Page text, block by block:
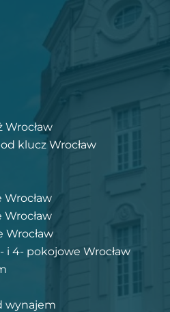
Wrocław
klucz Wrocław
Wrocław
i 4- pokojowe Wrocław
wynajem